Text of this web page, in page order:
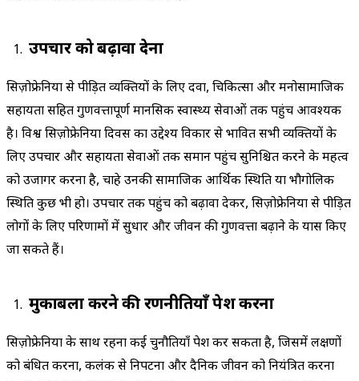
उपचार को बढ़ावा देना
सिज़ोफ्रेनिया से पीड़ित व्यक्तियों के लिए दवा, चिकित्सा और मनोसामाजिक
सहायता सहित गुणवत्तापूर्ण मानसिक स्वास्थ्य सेवाओं तक पहुंच आवश्यक
है। विश्व सिज़ोफ्रेनिया दिवस का उद्देश्य विकार से प्रभावित सभी व्यक्तियों के
लिए उपचार और सहायता सेवाओं तक समान पहुंच सुनिश्चित करने के महत्व
को उजागर करना है, चाहे उनकी सामाजिक आर्थिक स्थिति या भौगोलिक
स्थिति कुछ भी हो। उपचार तक पहुंच को बढ़ावा देकर, सिज़ोफ्रेनिया से पीड़ित
लोगों के लिए परिणामों में सुधार और जीवन की गुणवत्ता बढ़ाने के प्रयास किए
जा सकते हैं।
मुकाबला करने की रणनीतियाँ पेश करना
सिज़ोफ्रेनिया के साथ रहना कई चुनौतियाँ पेश कर सकता है, जिसमें लक्षणों
को प्रबंधित करना, कलंक से निपटना और दैनिक जीवन को नियंत्रित करना